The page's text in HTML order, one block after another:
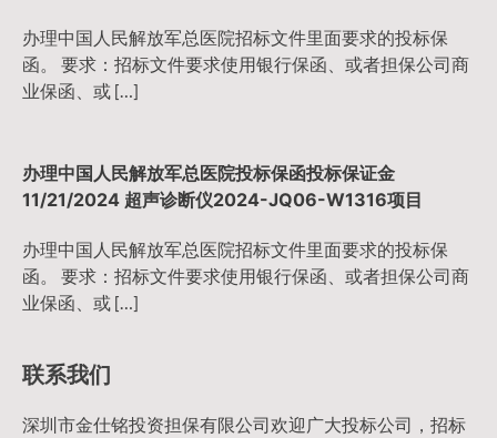
办理中国人民解放军总医院招标文件里面要求的投标保
函。 要求：招标文件要求使用银行保函、或者担保公司商
业保函、或 […]
办理中国人民解放军总医院投标保函投标保证金
11/21/2024 超声诊断仪2024-JQ06-W1316项目
办理中国人民解放军总医院招标文件里面要求的投标保
函。 要求：招标文件要求使用银行保函、或者担保公司商
业保函、或 […]
联系我们
深圳市金仕铭投资担保有限公司欢迎广大投标公司，招标